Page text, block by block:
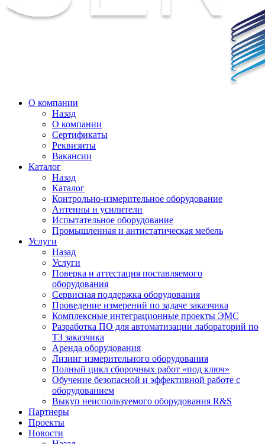
О компании
Назад
О компании
Сертификаты
Реквизиты
Вакансии
Каталог
Назад
Каталог
Контрольно-измерительное оборудование
Антенны и усилители
Испытательное оборудование
Промышленная и антистатическая мебель
Услуги
Назад
Услуги
Поверка и аттестация поставляемого
оборудования
Сервисная поддержка оборудования
Проведение измерений по задаче заказчика
Комплексные интеграционные проекты ЭМС
Разработка ПО для автоматизации лабораторий по
ТЗ заказчика
Аренда оборудования
Лизинг измерительного оборудования
Полный цикл сборочных работ «под ключ»
Обучение безопасной и эффективной работе с
оборудованием
Выкуп неиспользуемого оборудования R&S
Партнеры
Проекты
Новости